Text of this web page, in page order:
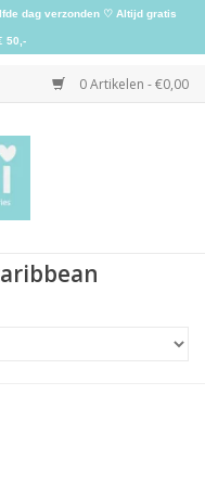
0 Artikelen - €0,00
dag verzonden ♡ Altijd gratis
50,-